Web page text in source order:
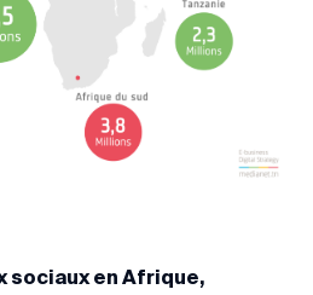
sociaux en Afrique,